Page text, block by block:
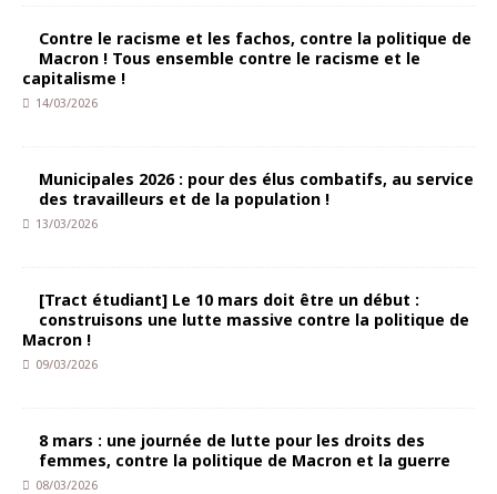
Contre le racisme et les fachos, contre la politique de
Macron ! Tous ensemble contre le racisme et le
capitalisme !
14/03/2026
Municipales 2026 : pour des élus combatifs, au service
des travailleurs et de la population !
13/03/2026
[Tract étudiant] Le 10 mars doit être un début :
construisons une lutte massive contre la politique de
Macron !
09/03/2026
8 mars : une journée de lutte pour les droits des
femmes, contre la politique de Macron et la guerre
08/03/2026